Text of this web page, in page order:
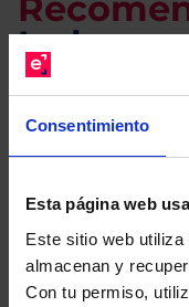
Consentimiento
Esta página web
Este sitio web
almacenan y
Con tu permiso,
Le
gratuito
Descárguese el
sus Fondos y
Limpias con las